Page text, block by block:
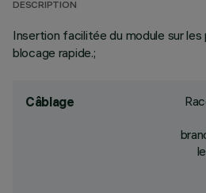
DESCRIPTION
Insertion facilitée du module sur
blocage rapide.;
Câblage